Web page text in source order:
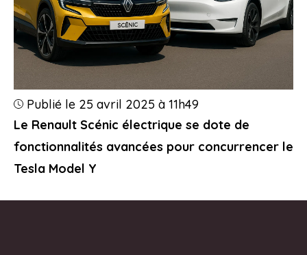
Le Renault Scénic électrique se dote de
fonctionnalités avancées pour concurrencer le
Tesla Model Y
Publié le 25 avril 2025 à 11h49